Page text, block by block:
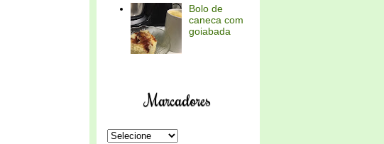
Bolo de
caneca com
goiabada
Marcadores